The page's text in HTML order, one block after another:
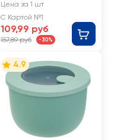
PREMIUM CLUB
Нежность 3-слоя,
33х33см
Цена за 1 шт
С Картой №1
109,99 руб
157,89 руб -30%
4.9